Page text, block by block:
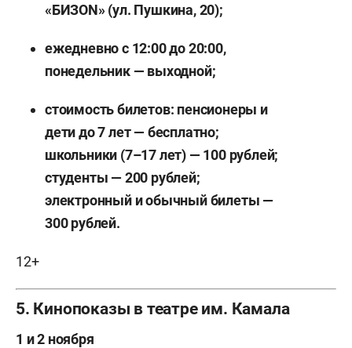
«БИЗОN» (ул. Пушкина, 20);
ежедневно с 12:00 до 20:00,
понедельник — выходной;
стоимость билетов: пенсионеры и
дети до 7 лет — бесплатно;
школьники (7–17 лет) — 100 рублей;
студенты — 200 рублей;
электронный и обычный билеты —
300 рублей.
12+
5. Кинопоказы в театре им. Камала
1 и 2 ноября